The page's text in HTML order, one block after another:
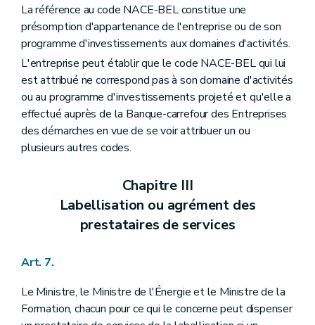
La référence au code NACE-BEL constitue une
présomption d'appartenance de l'entreprise ou de son
programme d'investissements aux domaines d'activités.
L'entreprise peut établir que le code NACE-BEL qui lui
est attribué ne correspond pas à son domaine d'activités
ou au programme d'investissements projeté et qu'elle a
effectué auprès de la Banque-carrefour des Entreprises
des démarches en vue de se voir attribuer un ou
plusieurs autres codes.
Chapitre III
Labellisation ou agrément des
prestataires de services
Art. 7.
Le Ministre, le Ministre de l'Énergie et le Ministre de la
Formation, chacun pour ce qui le concerne peut dispenser